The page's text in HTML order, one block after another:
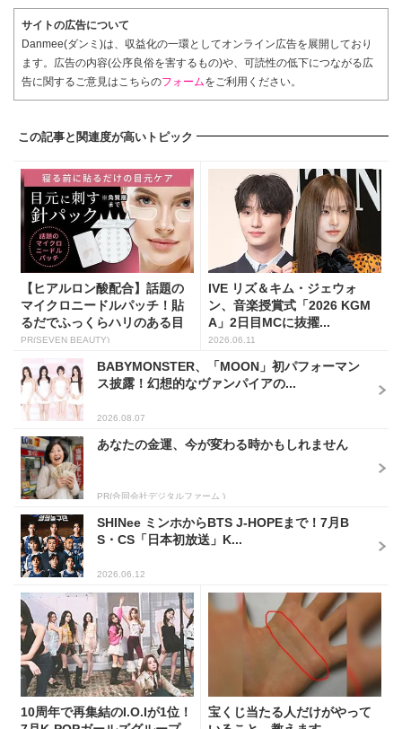
サイトの広告について
Danmee(ダンミ)は、収益化の一環としてオンライン広告を展開しており
ます。広告の内容(公序良俗を害するもの)や、可読性の低下につながる広
告に関するご意見はこちらのフォームをご利用ください。
この記事と関連度が高いトピック
【ヒアルロン酸配合】話題の
マイクロニードルパッチ！貼
るだでふっくらハリのある目
元...
PR(SEVEN BEAUTY)
IVE リズ＆キム・ジェウォ
ン、音楽授賞式「2026 KGM
A」2日目MCに抜擢...
2026.06.11
BABYMONSTER、「MOON」初パフォーマン
ス披露！幻想的なヴァンパイアの...
2026.08.07
あなたの金運、今が変わる時かもしれません
PR(合同会社デジタルファーム )
SHINee ミンホからBTS J-HOPEまで！7月B
S・CS「日本初放送」K...
2026.06.12
10周年で再集結のI.O.Iが1位！
宝くじ当たる人だけがやって